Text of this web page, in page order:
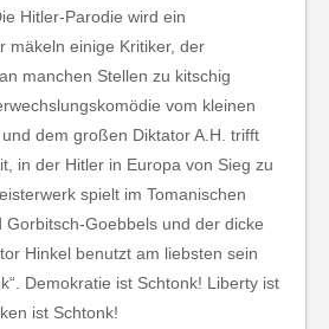
Hitler-Parodie wird ein
mäkeln einige Kritiker, der
manchen Stellen zu kitschig
vom kleinen
dem großen Diktator A.H. trifft
in der Hitler in Europa von Sieg zu
spielt im Tomanischen
Gorbitsch-Goebbels und der dicke
Hinkel benutzt am liebsten sein
Demokratie ist Schtonk! Liberty ist
ist Schtonk!